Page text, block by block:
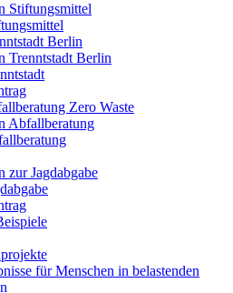
Stiftungsmittel
Berlin
Trenntstadt Berlin
Zero Waste
Abfallberatung
zur Jagdabgabe
für Menschen in belastenden